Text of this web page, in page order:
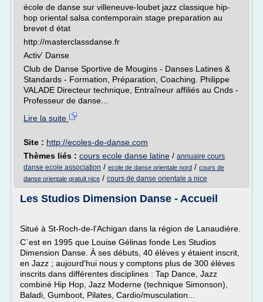
école de danse sur villeneuve-loubet jazz classique hip-
hop oriental salsa contemporain stage preparation au
brevet d état
http://masterclassdanse.fr
Activ' Danse
Club de Danse Sportive de Mougins - Danses Latines &
Standards - Formation, Préparation, Coaching. Philippe
VALADE Directeur technique, Entraîneur affiliés au Cnds -
Professeur de danse...
Lire la suite
Site : http://ecoles-de-danse.com
Thèmes liés : cours ecole danse latine / annuaire cours
danse ecole association / ecole de danse orientale nord / cours de
danse orientale gratuit nice / cours de danse orientale a nice
Les Studios Dimension Danse - Accueil
Situé à St-Roch-de-l'Achigan dans la région de Lanaudière.
C`est en 1995 que Louise Gélinas fonde Les Studios
Dimension Danse. À ses débuts, 40 élèves y étaient inscrit,
en Jazz ; aujourd'hui nous y comptons plus de 300 élèves
inscrits dans différentes disciplines : Tap Dance, Jazz
combiné Hip Hop, Jazz Moderne (technique Simonson),
Baladi, Gumboot, Pilates, Cardio/musculation...